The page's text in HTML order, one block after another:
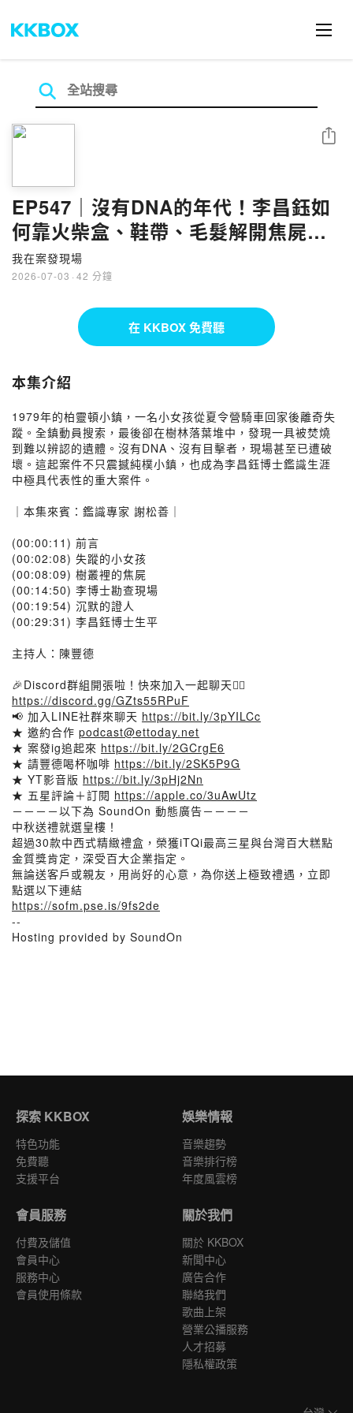
EP547｜沒有DNA的年代！李昌鈺如
何靠火柴盒、鞋帶、毛髮解開焦屍命
案｜失蹤的小女孩●上
我在案發現場
2026-07-03 · 42 分鐘
分享
在 KKBOX 免費聽
本集介紹
1979年的柏靈頓小鎮，一名小女孩從夏令營騎車回家後離奇失
蹤。全鎮動員搜索，最後卻在樹林落葉堆中，發現一具被焚燒
到難以辨認的遺體。沒有DNA、沒有目擊者，現場甚至已遭破
壞。這起案件不只震撼純樸小鎮，也成為李昌鈺博士鑑識生涯
中極具代表性的重大案件。
｜本集來賓：鑑識專家 謝松善｜
(00:00:11) 前言
(00:02:08) 失蹤的小女孩
(00:08:09) 樹叢裡的焦屍
(00:14:50) 李博士勘查現場
(00:19:54) 沉默的證人
(00:29:31) 李昌鈺博士生平
主持人：陳豐德
🎉Discord群組開張啦！快來加入一起聊天👉🏻
https://discord.gg/GZts55RPuF
📢 加入LINE社群來聊天 https://bit.ly/3pYILCc
★ 邀約合作 podcast@ettoday.net
★ 案發ig追起來 https://bit.ly/2GCrgE6
★ 請豐德喝杯咖啡 https://bit.ly/2SK5P9G
★ YT影音版 https://bit.ly/3pHj2Nn
★ 五星評論＋訂閱 https://apple.co/3uAwUtz
－－－－以下為 SoundOn 動態廣告－－－－
中秋送禮就選皇樓！
超過30款中西式精緻禮盒，榮獲iTQi最高三星與台灣百大糕點
金質獎肯定，深受百大企業指定。
無論送客戶或親友，用尚好的心意，為你送上極致禮遇，立即
點選以下連結
https://sofm.pse.is/9fs2de
--
Hosting provided by SoundOn
探索 KKBOX
特色功能
免費聽
支援平台
娛樂情報
音樂趨勢
音樂排行榜
年度風雲榜
會員服務
付費及儲值
會員中心
服務中心
會員使用條款
關於我們
關於 KKBOX
新聞中心
廣告合作
聯絡我們
歌曲上架
營業公播服務
人才招募
隱私權政策